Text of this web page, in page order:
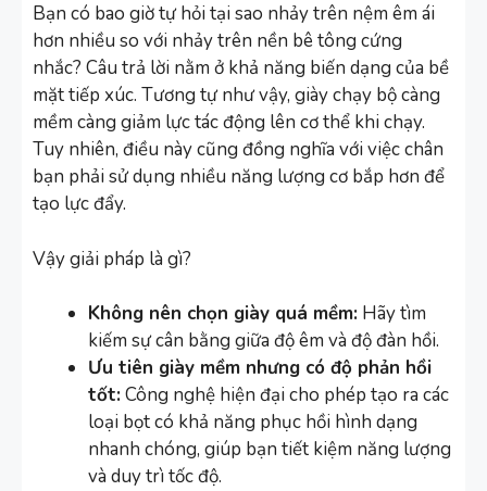
Bạn có bao giờ tự hỏi tại sao nhảy trên nệm êm ái
hơn nhiều so với nhảy trên nền bê tông cứng
nhắc? Câu trả lời nằm ở khả năng biến dạng của bề
mặt tiếp xúc. Tương tự như vậy, giày chạy bộ càng
mềm càng giảm lực tác động lên cơ thể khi chạy.
Tuy nhiên, điều này cũng đồng nghĩa với việc chân
bạn phải sử dụng nhiều năng lượng cơ bắp hơn để
tạo lực đẩy.
Vậy giải pháp là gì?
Không nên chọn giày quá mềm: Hãy tìm
kiếm sự cân bằng giữa độ êm và độ đàn hồi.
Ưu tiên giày mềm nhưng có độ phản hồi
tốt:Công nghệ hiện đại cho phép tạo ra các
loại bọt có khả năng phục hồi hình dạng
nhanh chóng, giúp bạn tiết kiệm năng lượng
và duy trì tốc độ.